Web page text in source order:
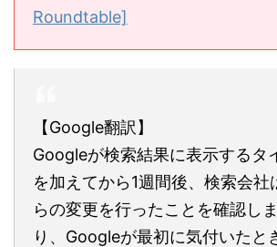
Roundtable]
【Google翻訳】
Googleが検索結果に表示するタ
を加えてから1週間後、検索会社
らの変更を行ったことを確認し
り、Googleが最初に気付いたと